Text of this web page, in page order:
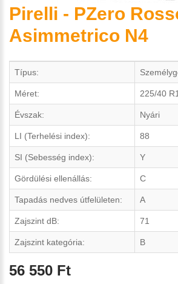
Pirelli - PZero
Asimmetrico N4
Típus:
Méret: 225/40
Évszak: Nyári
LI (Terhelési index): 88
SI (Sebesség index): Y
Gördülési ellenállás: C
Tapadás nedves útfelületen: A
Zajszint dB: 71
Zajszint kategória: B
56 550 Ft